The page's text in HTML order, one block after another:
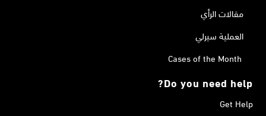
مقالات الرأي
العملية سيرلي
Cases of the Month
Do you need help?
Get Help